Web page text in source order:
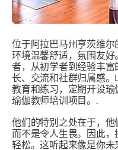
位于阿拉巴马州亨茨维尔
环境温馨舒适，氛围友
者，从初学者到经验丰
长、交流和社群归属感。
教育和练习，定期开设
瑜伽教师培训项目。.
他们的特别之处在于，他
而不是令人生畏。因此
轻松。这听起来像是你未